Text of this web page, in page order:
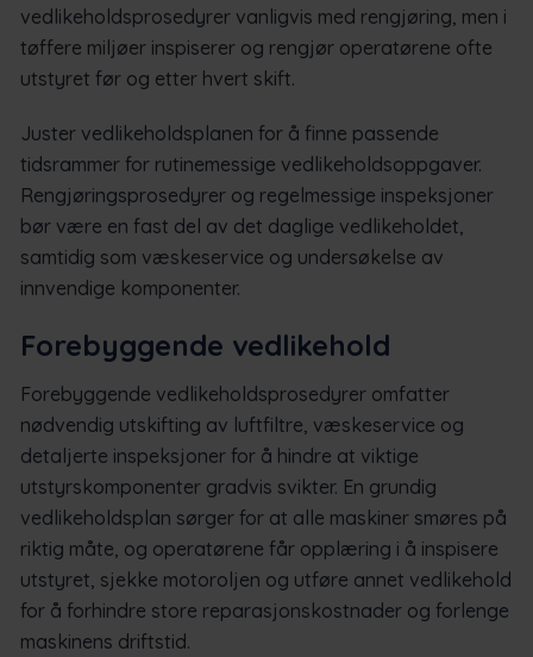
vedlikeholdsprosedyrer vanligvis med rengjøring, men i
tøffere miljøer inspiserer og rengjør operatørene ofte
utstyret før og etter hvert skift.
Juster vedlikeholdsplanen for å finne passende
tidsrammer for rutinemessige vedlikeholdsoppgaver.
Rengjøringsprosedyrer og regelmessige inspeksjoner
bør være en fast del av det daglige vedlikeholdet,
samtidig som væskeservice og undersøkelse av
innvendige komponenter.
Forebyggende vedlikehold
Forebyggende vedlikeholdsprosedyrer omfatter
nødvendig utskifting av luftfiltre, væskeservice og
detaljerte inspeksjoner for å hindre at viktige
utstyrskomponenter gradvis svikter. En grundig
vedlikeholdsplan sørger for at alle maskiner smøres på
riktig måte, og operatørene får opplæring i å inspisere
utstyret, sjekke motoroljen og utføre annet vedlikehold
for å forhindre store reparasjonskostnader og forlenge
maskinens driftstid.